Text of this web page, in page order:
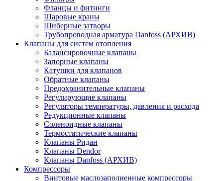
Фланцы и фитинги
Шаровые краны
Шиберные затворы
Трубопроводная арматура Danfoss (АРХИВ)
Клапаны для систем отопления
Балансировочные клапаны
Запорные клапаны
Катушки для клапанов
Обратные клапаны
Предохранительные клапаны
Регулирующие клапаны
Регуляторы температуры, давления и расхода
Редукционные клапаны
Соленоидные клапаны
Термостатические клапаны
Клапаны Ридан
Клапаны Dendor
Клапаны Danfoss (АРХИВ)
Компрессоры
Винтовые маслозаполненные компрессоры